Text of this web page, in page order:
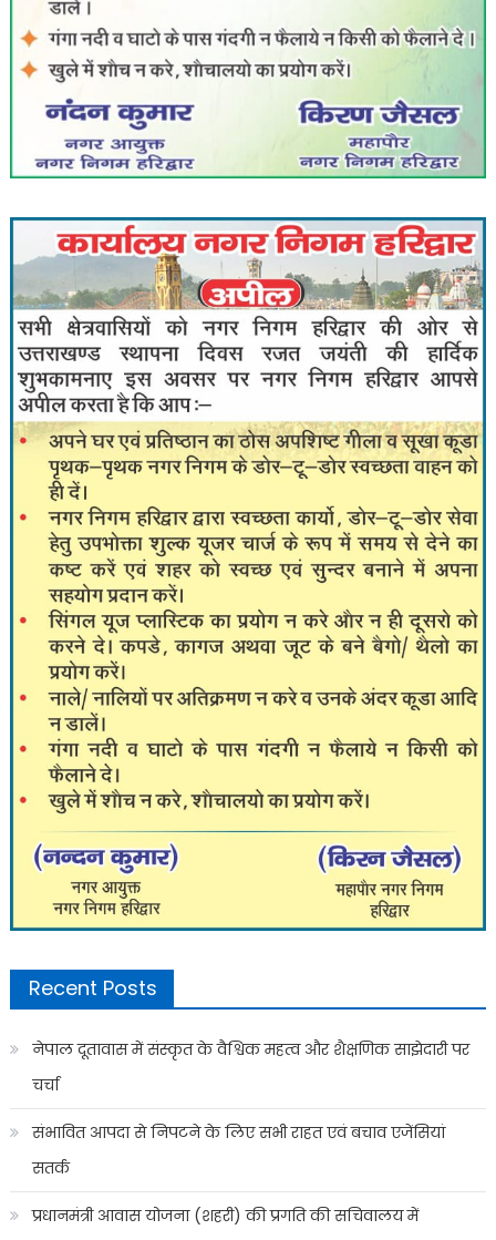
Recent Posts
नेपाल दूतावास में संस्कृत के वैश्विक महत्व और शैक्षणिक साझेदारी पर
चर्चा
संभावित आपदा से निपटने के लिए सभी राहत एवं बचाव एजेंसियां
सतर्क
प्रधानमंत्री आवास योजना (शहरी) की प्रगति की सचिवालय में